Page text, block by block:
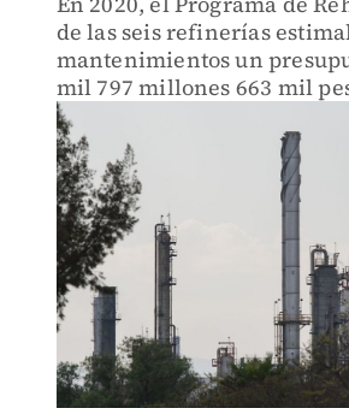
de las seis refinerías
mantenimientos un
mil 797 millones 663 mil